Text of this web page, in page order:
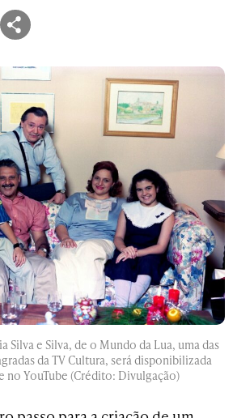
Silva e Silva, de o Mundo da Lua, uma das
da TV Cultura, será disponibilizada
no YouTube (Crédito: Divulgação)